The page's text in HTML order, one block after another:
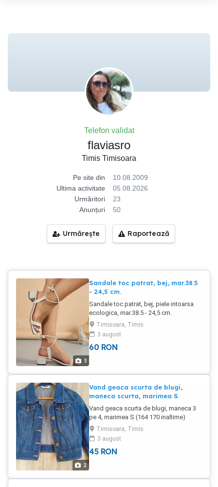
Telefon validat
flaviasro
Timis Timisoara
Pe site din
10.08.2009
Ultima activitate
05.08.2026
Urmăritori
23
Anunțuri
50
Urmărește Raportează
3
Sandale toc patrat, bej, mar.38.5
- 24,5 cm.
Sandale toc patrat, bej, piele intoarsa
ecologica, mar.38.5 - 24,5 cm.
Timisoara, Timis
3 august
60 RON
2
Vand geaca scurta de blugi,
maneca scurta, marimea S
Vand geaca scurta de blugi, maneca 3
pe 4, marimea S (164 170 inaltime)
umeri 38 cm, bust 41 cm, lungime geaca
(guler - baza) 40 cm, maneca 40 cm
Timisoara, Timis
3 august
45 RON